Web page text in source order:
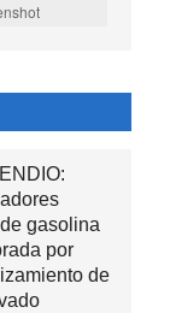
gasolina
por
de